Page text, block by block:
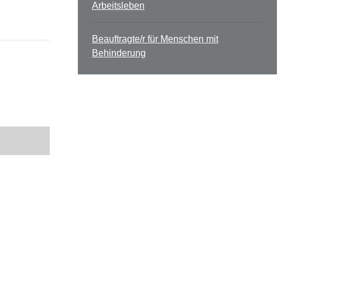
Arbeitsleben
Beauftragte/r für Menschen mit
Behinderung